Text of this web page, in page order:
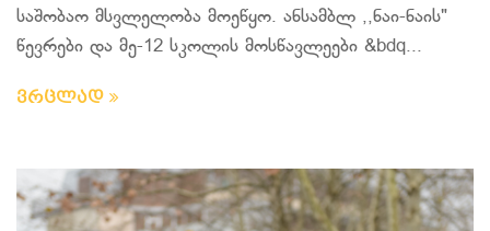
საშობაო მსვლელობა მოეწყო. ანსამბლ ,,ნაი-ნაის"
წევრები და მე-12 სკოლის მოსწავლეები &bdq...
ვრცლად